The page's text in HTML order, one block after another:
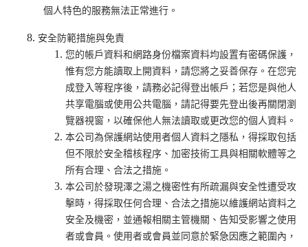
個人特色的服務無法正常進行。
安全防範措施與免責
您的帳戶資料和網路身份檔案資料均設置有密碼保護，
惟有您方能讀取上開資料，請您將之妥善保存。在您完
成登入等程序後，請務必記得登出帳戶；若您是與他人
共享電腦或使用公共電腦，請記得要先登出後再關閉瀏
覽器視窗，以確保他人無法讀取或更改您的個人資料。
本公司為保護網站使用者個人資料之隱私，得採取包括
但不限於安全稽核程序、加密技術工具與相關軟體等之
所有合理、合法之措施。
本公司於發現澤之湯之機密性有所疏漏與安全性遭受攻
擊時，得採取任何合理、合法之措施以維護網站資料之
安全及機密，並通報相關主管機關、告知受影響之使用
者或會員。使用者或會員並同意於緊急因應之範圍內，